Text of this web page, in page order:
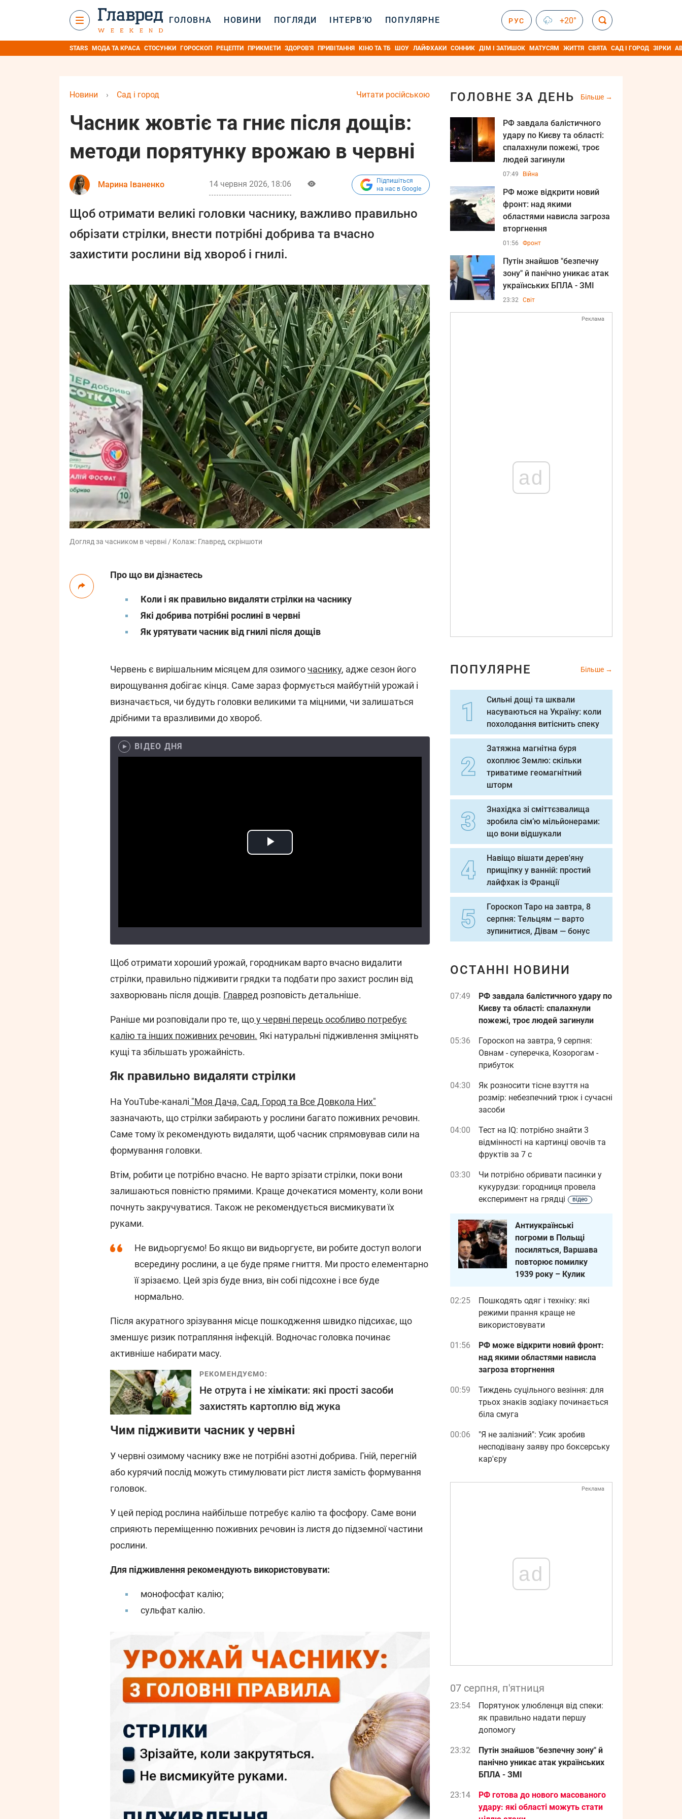
ГОЛОВНА НОВИНИ ПОГЛЯДИ ІНТЕРВ’Ю ПОПУЛЯРНЕ РУС +20°
STARS МОДА ТА КРАСА СТОСУНКИ ГОРОСКОП РЕЦЕПТИ ПРИКМЕТИ ЗДОРОВ'Я ПРИВІТАННЯ КІНО ТА ТБ ШОУ ЛАЙФХАКИ СОННИК ДІМ І ЗАТИШОК МАТУСЯМ ЖИТТЯ СВЯТА САД І ГОРОД ЗІРКИ
Читати російською
Новини › Сад і город
Часник жовтіє та гниє після дощів:
методи порятунку врожаю в червні
Марина Іваненко 14 червня 2026, 18:06
Підпишіться
на нас в Google
Щоб отримати великі головки часнику, важливо правильно
обрізати стрілки, внести потрібні добрива та вчасно
захистити рослини від хвороб і гнилі.
Догляд за часником в червні / Колаж: Главред, скріншоти
Про що ви дізнаєтесь
Коли і як правильно видаляти стрілки на часнику
Які добрива потрібні рослині в червні
Як урятувати часник від гнилі після дощів
Червень є вирішальним місяцем для озимого часнику, адже сезон його
вирощування добігає кінця. Саме зараз формується майбутній урожай і
визначається, чи будуть головки великими та міцними, чи залишаться
дрібними та вразливими до хвороб.
ВІДЕО ДНЯ
Щоб отримати хороший урожай, городникам варто вчасно видалити
стрілки, правильно підживити грядки та подбати про захист рослин від
захворювань після дощів. Главред розповість детальніше.
Раніше ми розповідали про те, щоу червні перець особливо потребує
калію та інших поживних речовин. Які натуральні підживлення зміцнять
кущі та збільшать урожайність.
Як правильно видаляти стрілки
На YouTube-каналі "Моя Дача, Сад, Город та Все Довкола Них"
зазначають, що стрілки забирають у рослини багато поживних речовин.
Саме тому їх рекомендують видаляти, щоб часник спрямовував сили на
формування головки.
Втім, робити це потрібно вчасно. Не варто зрізати стрілки, поки вони
залишаються повністю прямими. Краще дочекатися моменту, коли вони
почнуть закручуватися. Також не рекомендується висмикувати їх
руками.
Не видьоргуємо! Бо якщо ви видьоргуєте, ви робите доступ вологи
всередину рослини, а це буде пряме гниття. Ми просто елементарно
її зрізаємо. Цей зріз буде вниз, він собі підсохне і все буде
нормально.
Після акуратного зрізування місце пошкодження швидко підсихає, що
зменшує ризик потрапляння інфекцій. Водночас головка починає
активніше набирати масу.
РЕКОМЕНДУЄМО:
Не отрута і не хімікати: які прості засоби
захистять картоплю від жука
Чим підживити часник у червні
У червні озимому часнику вже не потрібні азотні добрива. Гній, перегній
або курячий послід можуть стимулювати ріст листя замість формування
головок.
У цей період рослина найбільше потребує калію та фосфору. Саме вони
сприяють переміщенню поживних речовин із листя до підземної частини
рослини.
Для підживлення рекомендують використовувати:
монофосфат калію;
сульфат калію.
ГОЛОВНЕ ЗА ДЕНЬ Більше
РФ завдала балістичного
удару по Києву та області:
спалахнули пожежі, троє
людей загинули
07:49 Війна
РФ може відкрити новий
фронт: над якими
областями нависла загроза
вторгнення
01:56 Фронт
Путін знайшов "безпечну
зону" й панічно уникає атак
українських БПЛА - ЗМІ
23:32 Світ
Реклама
ad
ПОПУЛЯРНЕ Більше
Сильні дощі та шквали
насуваються на Україну: коли
похолодання витіснить спеку
Затяжна магнітна буря
охоплює Землю: скільки
триватиме геомагнітний
шторм
Знахідка зі сміттєзвалища
зробила сім’ю мільйонерами:
що вони відшукали
Навіщо вішати дерев'яну
прищіпку у ванній: простий
лайфхак із Франції
Гороскоп Таро на завтра, 8
серпня: Тельцям — варто
зупинитися, Дівам — бонус
ОСТАННІ НОВИНИ
07:49
РФ завдала балістичного удару по
Києву та області: спалахнули
пожежі, троє людей загинули
05:36
Гороскоп на завтра, 9 серпня:
Овнам - суперечка, Козорогам -
прибуток
04:30
Як розносити тісне взуття на
розмір: небезпечний трюк і сучасні
засоби
04:00
Тест на IQ: потрібно знайти 3
відмінності на картинці овочів та
фруктів за 7 с
03:30
Чи потрібно обривати пасинки у
кукурудзи: городниця провела
експеримент на грядці
відео
Антиукраїнські
погроми в Польщі
посиляться, Варшава
повторює помилку
1939 року – Кулик
02:25
Пошкодять одяг і техніку: які
режими прання краще не
використовувати
01:56
РФ може відкрити новий фронт:
над якими областями нависла
загроза вторгнення
00:59
Тиждень суцільного везіння: для
трьох знаків зодіаку починається
біла смуга
00:06
"Я не залізний": Усик зробив
несподівану заяву про боксерську
кар'єру
Реклама
ad
07 серпня, п'ятниця
23:54
Порятунок улюбленця від спеки:
як правильно надати першу
допомогу
23:32
Путін знайшов "безпечну зону" й
панічно уникає атак українських
БПЛА - ЗМІ
23:14
РФ готова до нового масованого
удару: які області можуть стати